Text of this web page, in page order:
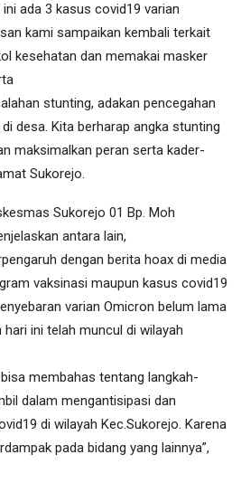
ada 3 kasus covid19 varian
kami sampaikan kembali terkait
kesehatan dan memakai masker
stunting, adakan pencegahan
desa. Kita berharap angka stunting
maksimalkan peran serta kader-
Sukorejo.
Sukorejo 01 Bp. Moh
antara lain,
dengan berita hoax di media
vaksinasi maupun kasus covid19
varian Omicron belum lama
ini telah muncul di wilayah
membahas tentang langkah-
dalam mengantisipasi dan
di wilayah Kec.Sukorejo. Karena
pada bidang yang lainnya”,